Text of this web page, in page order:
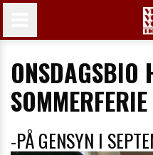
ONSDAGSBIO
SOMMERFERIE
-PÅ GENSYN I